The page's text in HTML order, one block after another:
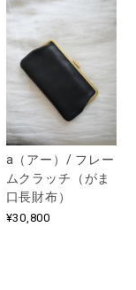
a（アー）/ フレー
ムクラッチ（がま
口長財布）
¥30,800